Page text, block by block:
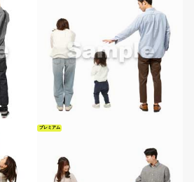
プレミアム